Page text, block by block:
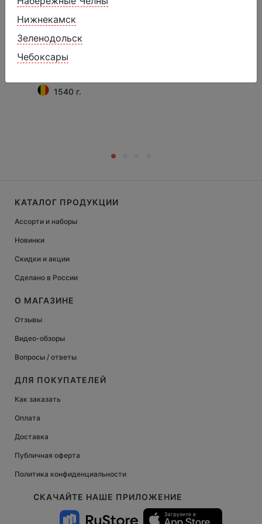
Нижнекамск
Зеленодольск
Чебоксары
Замороженный десерт «Кассис -
1540 г.
СКАЧАЙТЕ НАШЕ ПРИЛОЖЕНИЕ
КАТАЛОГ ПРОДУКЦИИ
Ассорти и наборы
Новинки
Скидки и акции
Сделано в России
О МАГАЗИНЕ
Отзывы
Видео-обзоры
Вопросы / ответы
ДЛЯ ПОКУПАТЕЛЕЙ
Как заказать
Оплата
Доставка
Публичная оферта
Политика конфиденциальности